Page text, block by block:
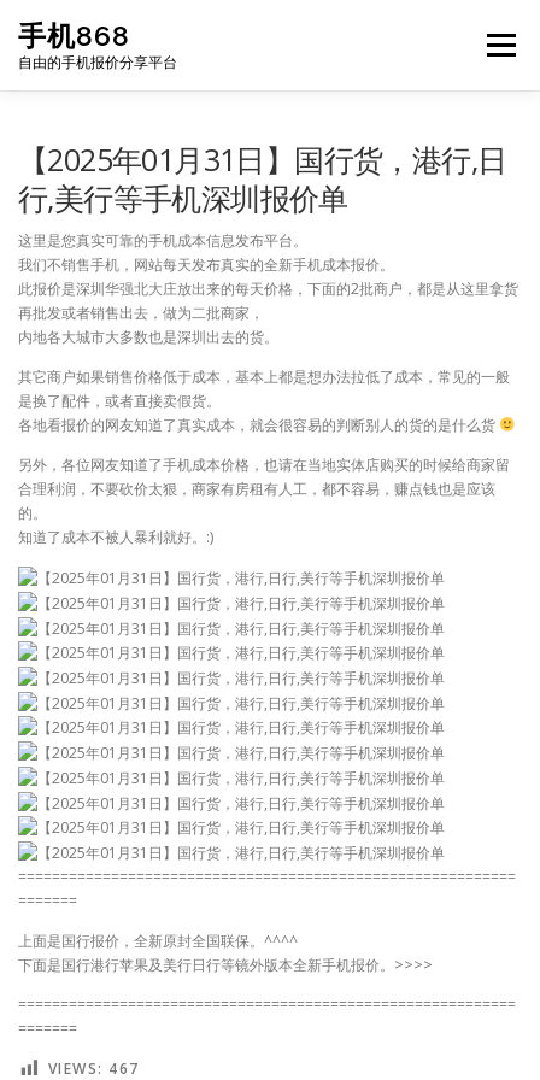
content
手机868
自由的手机报价分享平台
Menu
【2025年01月31日】国行货，港行,日
行,美行等手机深圳报价单
这里是您真实可靠的手机成本信息发布平台。
我们不销售手机，网站每天发布真实的全新手机成本报价。
此报价是深圳华强北大庄放出来的每天价格，下面的2批商户，都是从这里拿货
再批发或者销售出去，做为二批商家，
内地各大城市大多数也是深圳出去的货。
其它商户如果销售价格低于成本，基本上都是想办法拉低了成本，常见的一般
是换了配件，或者直接卖假货。
各地看报价的网友知道了真实成本，就会很容易的判断别人的货的是什么货
另外，各位网友知道了手机成本价格，也请在当地实体店购买的时候给商家留
合理利润，不要砍价太狠，商家有房租有人工，都不容易，赚点钱也是应该
的。
知道了成本不被人暴利就好。:)
===========================================================
=======
上面是国行报价，全新原封全国联保。^^^^
下面是国行港行苹果及美行日行等镜外版本全新手机报价。>>>>
===========================================================
=======
VIEWS: 467